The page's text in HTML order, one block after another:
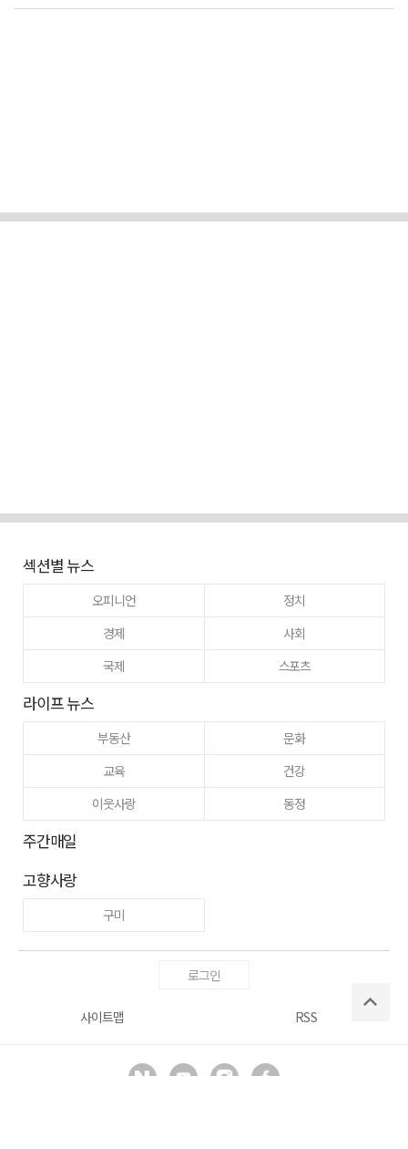
섹션별 뉴스
오피니언
정치
경제
사회
국제
스포츠
라이프 뉴스
부동산
문화
교육
건강
이웃사랑
동정
주간매일
고향사랑
구미
로그인
사이트맵 RSS